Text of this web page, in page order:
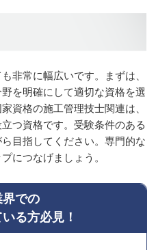
非常に幅広いです。まずは、
を明確にして適切な資格を選
資格の施工管理技士関連は、
つ資格です。受験条件のある
目指してください。専門的な
につなげましょう。
での
る方必見！